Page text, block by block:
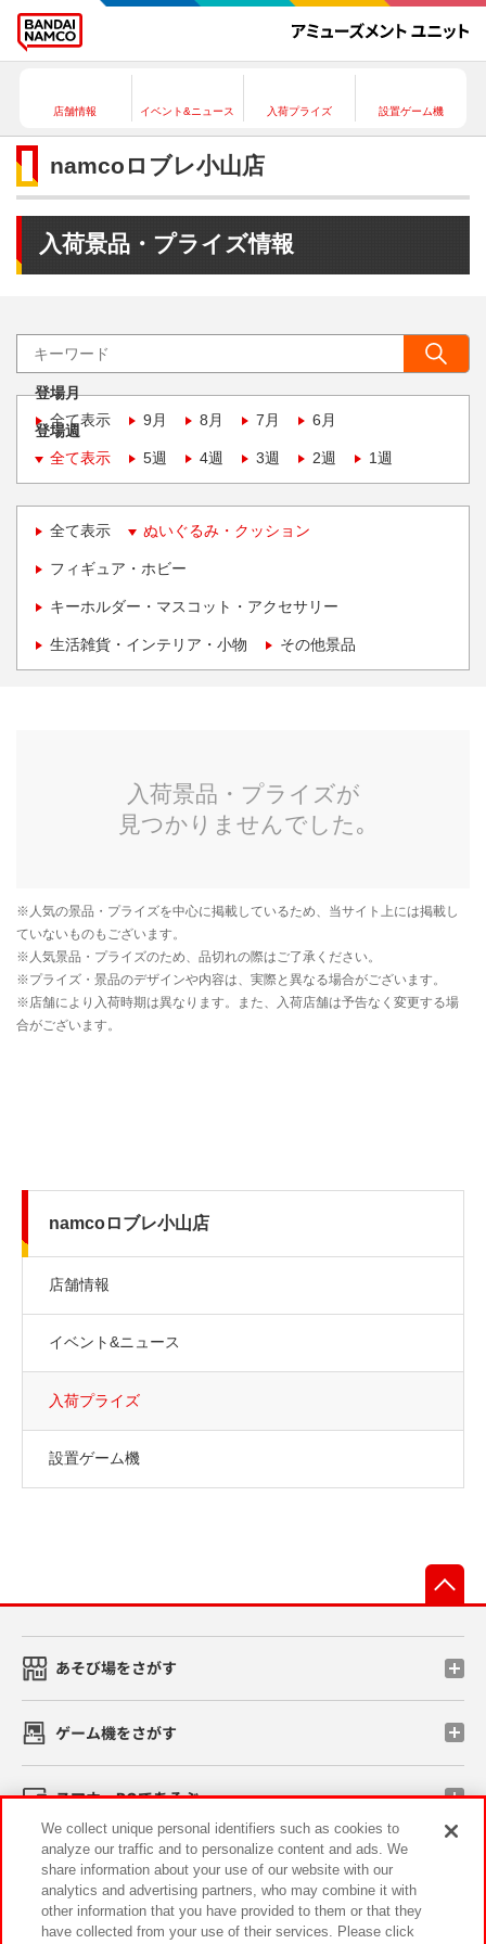
店舗情報 イベント&ニュース 入荷プライズ 設置ゲーム機
namcoロブレ小山店
入荷景品・プライズ情報
登場月
全て表示
9月 8月 7月 6月
登場週
全て表示
5週 4週 3週 2週 1週
全て表示 ぬいぐるみ・クッション
フィギュア・ホビー
キーホルダー・マスコット・アクセサリー
生活雑貨・インテリア・小物 その他景品
namcoロブレ小山店
店舗情報
イベント&ニュース
入荷プライズ
設置ゲーム機
あそび場をさがす
ゲーム機をさがす
スマホ・PCであそぶ
イベント・キャンペーン
We collect unique personal identifiers such as cookies to
analyze our traffic and to personalize content and ads. We
share information about your use of our website with our
analytics and advertising partners, who may combine it with
other information that you have provided to them or that they
have collected from your use of their services. Please click